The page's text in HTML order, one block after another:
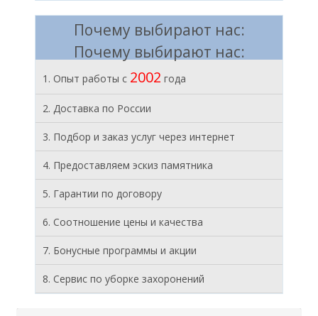
Почему выбирают нас:
Почему выбирают нас:
1. Опыт работы с 2002 года
2. Доставка по России
3. Подбор и заказ услуг через интернет
4. Предоставляем эскиз памятника
5. Гарантии по договору
6. Соотношение цены и качества
7. Бонусные программы и акции
8. Cервис по уборке захоронений